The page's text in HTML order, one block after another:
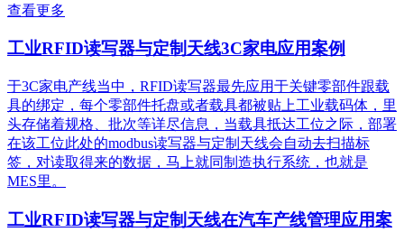
查看更多
工业RFID读写器与定制天线3C家电应用案例
于3C家电产线当中，RFID读写器最先应用于关键零部件跟载
具的绑定，每个零部件托盘或者载具都被贴上工业载码体，里
头存储着规格、批次等详尽信息，当载具抵达工位之际，部署
在该工位此处的modbus读写器与定制天线会自动去扫描标
签，对读取得来的数据，马上就同制造执行系统，也就是
MES里。
工业RFID读写器与定制天线在汽车产线管理应用案